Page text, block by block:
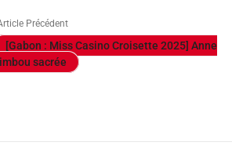
Précédent
[Gabon : Miss Casino Croisette 2025] Anne
sacrée